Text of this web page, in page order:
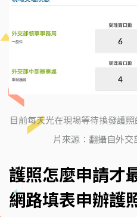
目前每天光在現場等待換發護
片來源：翻攝自外交
護照怎麼申請才
網路填表申辦護